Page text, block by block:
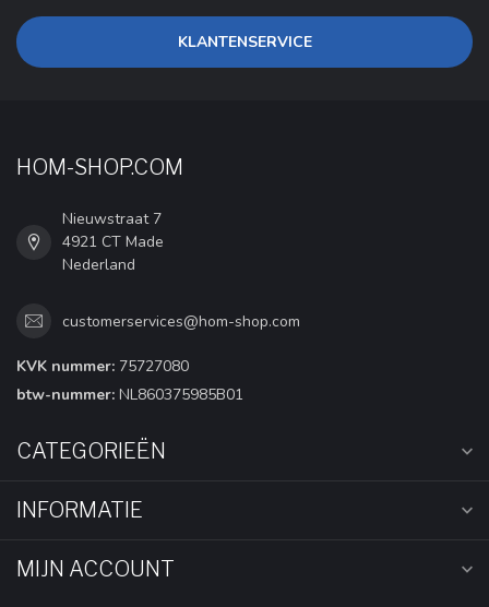
KLANTENSERVICE
HOM-SHOP.COM
Nieuwstraat 7
4921 CT Made
Nederland
customerservices@hom-shop.com
KVK nummer: 75727080
btw-nummer: NL860375985B01
CATEGORIEËN
INFORMATIE
MIJN ACCOUNT